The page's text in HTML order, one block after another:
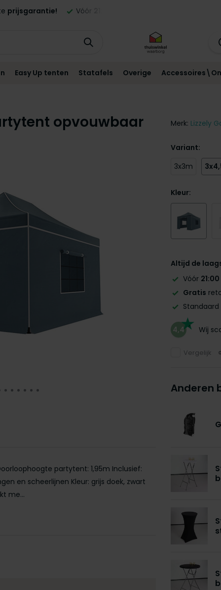
besteld,morgen geleverd in NL en BE!*
Easy Up tenten Statafels Overige
opvouwbaar
partytent: 1,95m Inclusief:
en scheerlijnen Kleur: grijs doek, zwart
me...
Merk: Lizzely
Variant:
3x3m
Kleur:
Altijd de
Vóór 21:00
Gratis
Standaard
4,4 Wij
Vergelijk
Anderen